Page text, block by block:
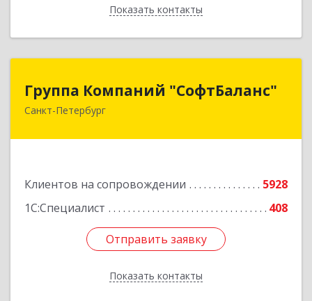
Показать контакты
Назад
Группа Компаний "СофтБаланс"
Санкт-Петербург
Клиентов на сопровождении
5928
1С:Специалист
408
Отправить заявку
Показать контакты
Группа Компаний "СофтБаланс"
195112, Санкт-Петербург г, Заневский пр-кт,
Отправить заявку
Назад